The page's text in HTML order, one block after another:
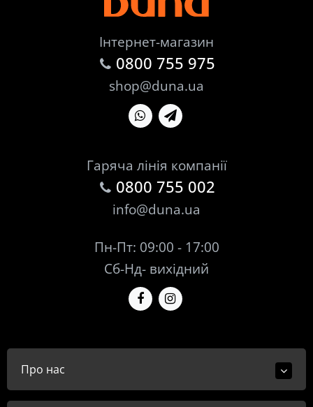
Інтернет-магазин
0800 755 975
shop@duna.ua
Гаряча лінія компанії
0800 755 002
info@duna.ua
Пн-Пт: 09:00 - 17:00
Сб-Нд- вихідний
Про нас